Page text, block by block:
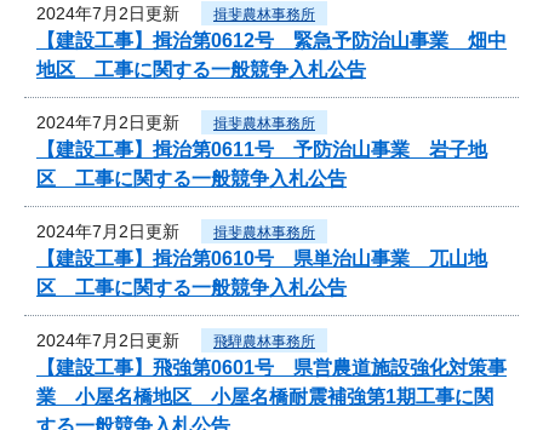
2024年7月2日更新 揖斐農林事務所
【建設工事】揖治第0612号 緊急予防治山事業 畑中
地区 工事に関する一般競争入札公告
2024年7月2日更新 揖斐農林事務所
【建設工事】揖治第0611号 予防治山事業 岩子地
区 工事に関する一般競争入札公告
2024年7月2日更新 揖斐農林事務所
【建設工事】揖治第0610号 県単治山事業 兀山地
区 工事に関する一般競争入札公告
2024年7月2日更新 飛騨農林事務所
【建設工事】飛強第0601号 県営農道施設強化対策事
業 小屋名橋地区 小屋名橋耐震補強第1期工事に関
する一般競争入札公告